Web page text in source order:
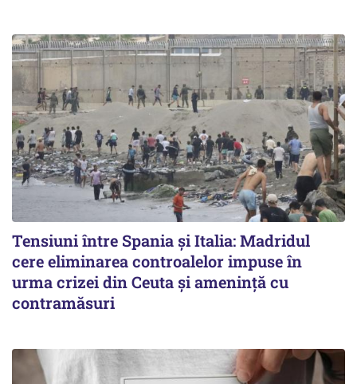
Tensiuni între Spania și Italia: Madridul
cere eliminarea controalelor impuse în
urma crizei din Ceuta și amenință cu
contramăsuri